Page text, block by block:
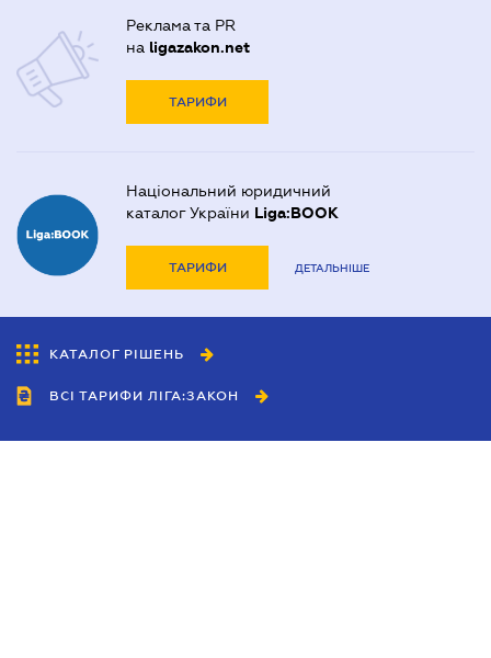
Реклама та PR
на ligazakon.net
ТАРИФИ
Національний юридичний
каталог України Liga:BOOK
ТАРИФИ ДЕТАЛЬНІШЕ
КАТАЛОГ РІШЕНЬ
ВСІ ТАРИФИ ЛІГА:ЗАКОН